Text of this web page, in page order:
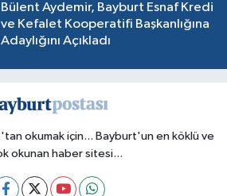
Bülent Aydemir, Bayburt Esnaf Kredi
ve Kefalet Kooperatifi Başkanlığına
Adaylığını Açıkladı
okumak için... Bayburt'un en köklü ve
okunan haber sitesi...